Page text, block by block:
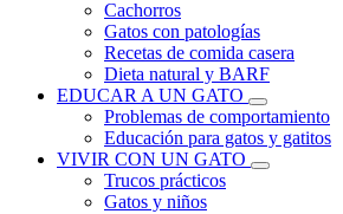
Cachorros
Gatos con patologías
Recetas de comida casera
Dieta natural y BARF
EDUCAR A UN GATO
Problemas de comportamiento
Educación para gatos y gatitos
VIVIR CON UN GATO
Trucos prácticos
Gatos y niños